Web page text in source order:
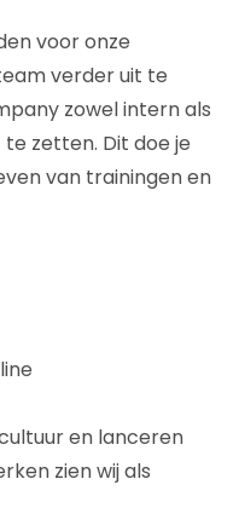
voor onze
verder uit te
zowel intern als
zetten. Dit doe je
van trainingen en
en lanceren
zien wij als